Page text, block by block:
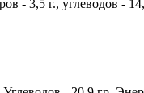
- 3,5 г., углеводов -